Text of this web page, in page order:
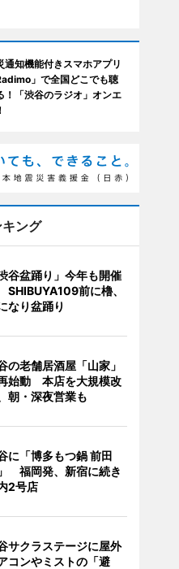
通知機能付きスマホアプリ
」で全国どこでも聴
！「渋谷のラジオ」オンエ
ング
渋谷盆踊り」今年も開催
前に櫓、
なり盆踊り
の老舗居酒屋「山家」
始動 本店を大規模改
朝・深夜営業も
に「博多もつ鍋 前田
福岡発、新宿に続き
2号店
サクラステージに屋外
コンやミストの「避